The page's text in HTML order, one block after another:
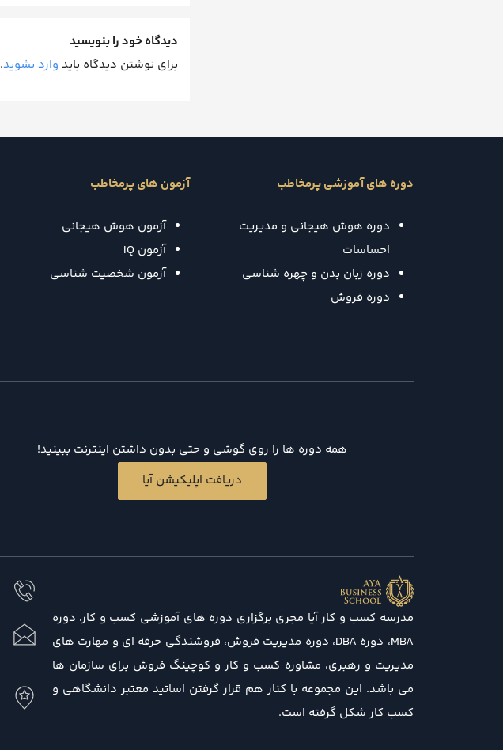
دیدگاه خود را بنویسید
برای نوشتن دیدگاه باید وارد بشوید.
دوره های آموزشی پرمخاطب
دوره هوش هیجانی و مدیریت
احساسات
دوره زبان بدن و چهره شناسی
دوره فروش
آزمون های پرمخاطب
آزمون هوش هیجانی
آزمون IQ
آزمون شخصیت شناسی
همه دوره ها را روی گوشی و حتی بدون داشتن اینترنت ببینید!
دریافت اپلیکیشن آیا
مدرسه کسب و کار آیا مجری برگزاری دوره های آموزشی کسب و کار، دوره
MBA، دوره DBA، دوره مدیریت فروش، فروشندگی حرفه ای و مهارت های
مدیریت و رهبری، مشاوره کسب و کار و کوچینگ فروش برای سازمان ها
می باشد. این مجموعه با کنار هم قرار گرفتن اساتید معتبر دانشگاهی و
کسب کار شکل گرفته است.